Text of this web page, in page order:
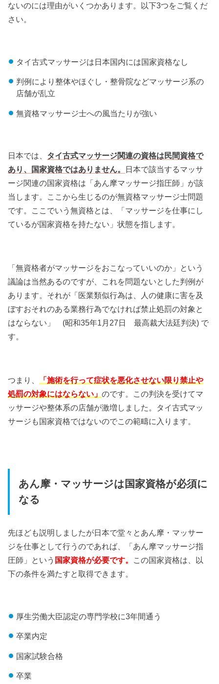
ないのには理由がいくつかあります。以下3つをご覧くだ
さい。
タイ古式マッサージは日本国内には国家資格なし
判例により整体やほぐし・整骨院などマッサージ系の
店舗が乱立
無資格マッサージ士への風当たりが強い
日本では、 タイ古式マッサージ関連の資格は民間資格で
あり、国家資格ではありません。
日本で該当するマッサ
ージ関連の国家資格は「あん摩マッサージ指圧師」が該
当します。ここから生じるのが無資格マッサージ士問題
です。ここでいう無資格とは、「マッサージを仕事にし
ているが国家資格を持たない」状態を指します。
「無資格者がマッサージをおこなっていいのか」という
議論は当然あるのですが、これを問題ないとした判例が
あります。それが「医業類似行為は、人の健康に害を及
ぼすおそれのある業務行為でなければ禁止処罰の対象と
はならない」 (昭和35年1月27日 最高裁大法廷判決) で
す。
つまり、
「施術を行って症状を悪化させない限り禁止や
処罰の対象にはならない」のです。この判決を受けてマ
ッサージや整体系の店舗が激増しました。タイ古式マッ
サージも国家資格ではないのでこの範疇に入ります。
あん摩・マッサージは国家資格が必須に
なる
先ほども説明しましたが日本で堂々とあん摩・マッサー
ジを仕事として行うのであれば、「あん摩マッサージ指
圧師」という 国家資格が必要です。 この国家資格は、以
下の条件を満たすと取得できます。
厚生労働大臣認定の専門学校に3年間通う
卒業内定
国家試験合格
卒業